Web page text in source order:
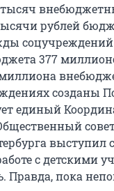
рублей
377
созданы
единый
с детскими
Правда, пока